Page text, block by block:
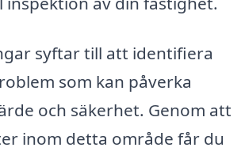
syftar till att identifiera
som kan påverka
och säkerhet. Genom att
inom detta område får du